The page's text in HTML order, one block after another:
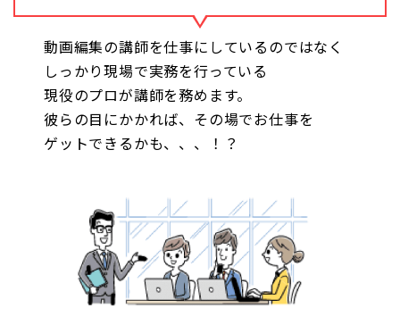
動画編集の講師を仕事にしているのではなく
しっかり現場で実務を行っている
現役のプロが講師を務めます。
彼らの目にかかれば、その場でお仕事を
ゲットできるかも、、、！？